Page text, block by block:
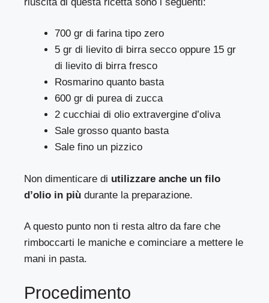
700 gr di farina tipo zero
5 gr di lievito di birra secco oppure 15 gr
di lievito di birra fresco
Rosmarino quanto basta
600 gr di purea di zucca
2 cucchiai di olio extravergine d’oliva
Sale grosso quanto basta
Sale fino un pizzico
Non dimenticare di utilizzare anche un filo
d’olio in più durante la preparazione.
A questo punto non ti resta altro da fare che
rimboccarti le maniche e cominciare a mettere le
mani in pasta.
Procedimento